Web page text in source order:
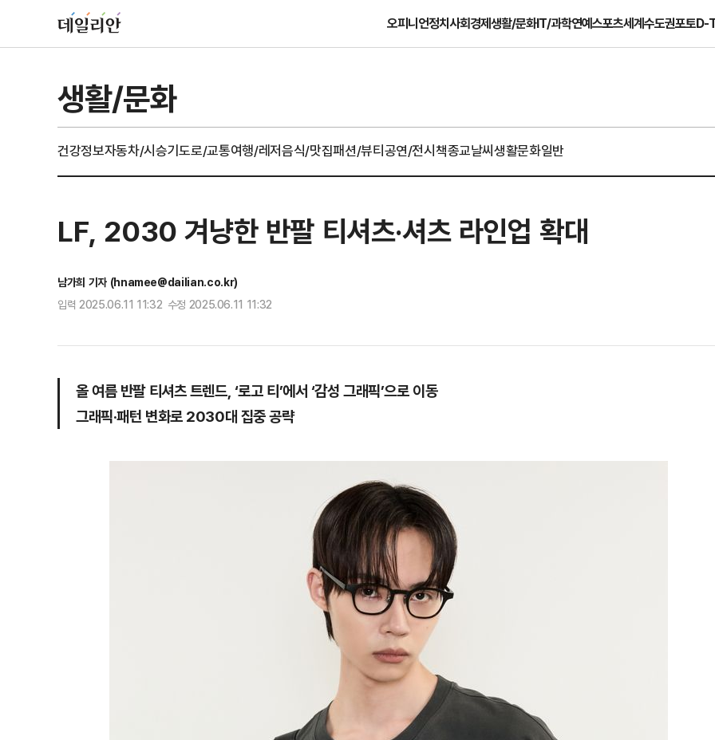
오피니언정치사회경제생활/문화IT/과학연예스포츠세계수도권포토D-
생활/문화
건강정보자동차/시승기도로/교통여행/레저음식/맛집패션/뷰티공연/전시책종교날씨생활문화일반
LF, 2030 겨냥한 반팔 티셔츠·셔츠 라인업 확대
남가희 기자 (hnamee@dailian.co.kr)
입력 2025.06.11 11:32 수정 2025.06.11 11:32
올 여름 반팔 티셔츠 트렌드, ‘로고 티’에서 ‘감성 그래픽’으로 이동
그래픽·패턴 변화로 2030대 집중 공략